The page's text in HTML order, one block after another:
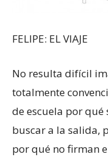
FELIPE: EL VIAJE
No resulta difícil
totalmente
de escuela por qué
buscar a la salida,
por qué no firman